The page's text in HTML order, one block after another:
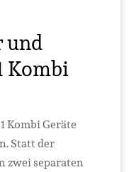
und
Kombi
Kombi Geräte
Statt der
zwei separaten